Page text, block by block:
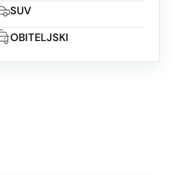
SUV
OBITELJSKI